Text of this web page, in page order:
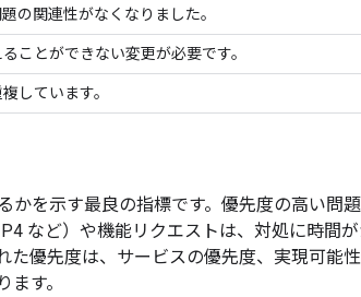
の関連性がなくなりました。
ことができない変更が必要です。
しています。
かを示す最良の指標です。優先度の高い問
など）や機能リクエストは、対処に時間
た優先度は、サービスの優先度、実現可能
す。